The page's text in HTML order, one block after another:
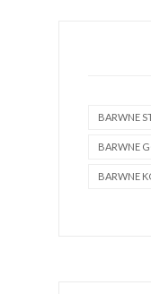
BARWNE
BARWNE
BARWNE